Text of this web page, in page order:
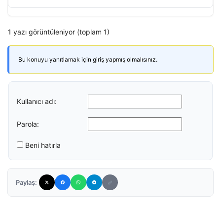
1 yazı görüntüleniyor (toplam 1)
Bu konuyu yanıtlamak için giriş yapmış olmalısınız.
Kullanıcı adı:
Parola:
Beni hatırla
Paylaş: